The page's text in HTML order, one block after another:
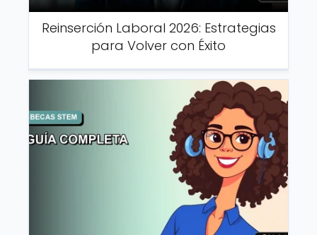
Reinserción Laboral 2026: Estrategias
para Volver con Éxito